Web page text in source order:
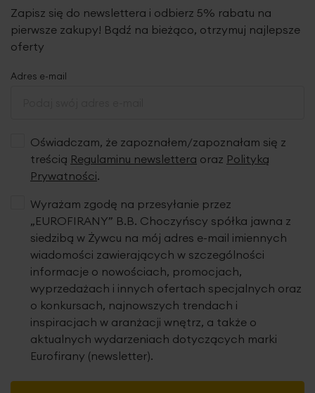
Zapisz się do newslettera i odbierz 5% rabatu na
pierwsze zakupy! Bądź na bieżąco, otrzymuj najlepsze
oferty
Adres e-mail
Oświadczam, że zapoznałem/zapoznałam się z
treścią Regulaminu newslettera oraz Polityką
Prywatności.
Wyrażam zgodę na przesyłanie przez
„EUROFIRANY” B.B. Choczyńscy spółka jawna z
siedzibą w Żywcu na mój adres e-mail imiennych
wiadomości zawierających w szczególności
informacje o nowościach, promocjach,
wyprzedażach i innych ofertach specjalnych oraz
o konkursach, najnowszych trendach i
inspiracjach w aranżacji wnętrz, a także o
aktualnych wydarzeniach dotyczących marki
Eurofirany (newsletter).